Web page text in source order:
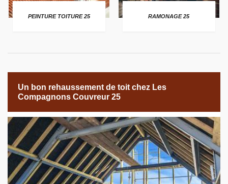
PEINTURE TOITURE 25 RAMONAGE 25
Un bon rehaussement de toit chez Les
Compagnons Couvreur 25